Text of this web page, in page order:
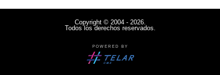
Denisi Market
Copyright © 2004 - 2026.
Todos los derechos reservados.
POWERED BY